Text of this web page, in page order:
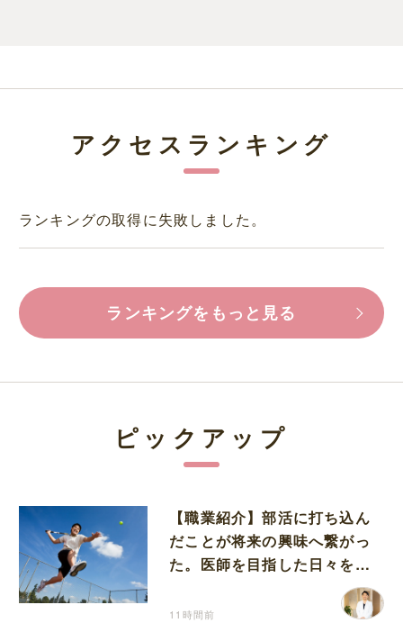
アクセスランキング
ランキングの取得に失敗しました。
ランキングをもっと見る
ピックアップ
【職業紹介】部活に打ち込ん
だことが将来の興味へ繋がっ
た。医師を目指した日々を振
11時間前